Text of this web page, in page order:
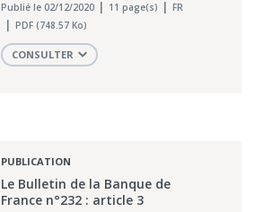
Publié le 02/12/2020 11 page(s)
FR
PDF (748.57 Ko)
CONSULTER
PUBLICATION
Le Bulletin de la Banque de
France n°232 : article 3